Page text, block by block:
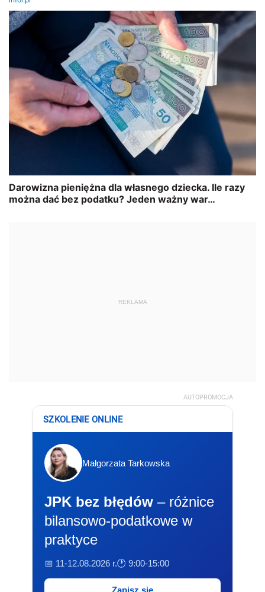
REKLAMA
AUTOPROMOCJA
SZKOLENIE ONLINE
Małgorzata Tarkowska
JPK bez błędów – różnice
bilansowo-podatkowe w
praktyce
📅 11-12.08.2026 r.🕐 9:00-15:00